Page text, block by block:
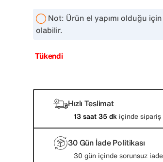
Not: Ürün el yapımı olduğu
olabilir.
Tükendi
Hızlı Teslimat
13 saat 35 dk içinde
30 Gün İade Politikası
30 gün içinde sorunsuz